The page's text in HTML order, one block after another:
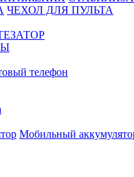
ЧЕХОЛ ДЛЯ ПУЛЬТА
телефон
Мобильный